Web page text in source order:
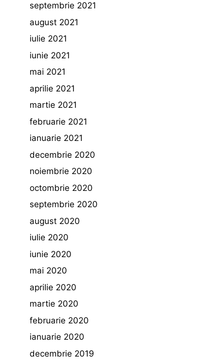
septembrie 2021
august 2021
iulie 2021
iunie 2021
mai 2021
aprilie 2021
martie 2021
februarie 2021
ianuarie 2021
decembrie 2020
noiembrie 2020
octombrie 2020
septembrie 2020
august 2020
iulie 2020
iunie 2020
mai 2020
aprilie 2020
martie 2020
februarie 2020
ianuarie 2020
decembrie 2019